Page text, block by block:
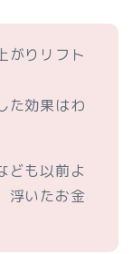
がりリフト
た効果はわ
ども以前よ
浮いたお金